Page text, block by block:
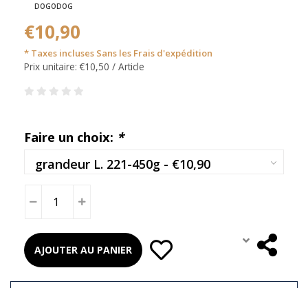
DOGODOG
€10,90
* Taxes incluses Sans les Frais d'expédition
Prix unitaire: €10,50 / Article
Faire un choix: *
AJOUTER AU PANIER